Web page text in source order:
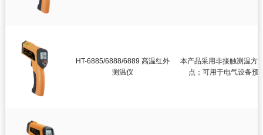
测绘测距仪
HT-6885/6888/6889 高温红外
测温仪
本产品采用非接触测温方
点；可用于电气设备预